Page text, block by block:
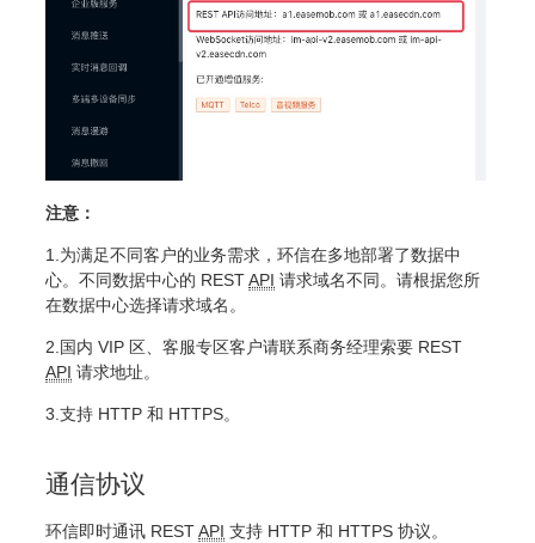
注意：
1.为满足不同客户的业务需求，环信在多地部署了数据中
心。不同数据中心的 RESTAPI 请求域名不同。请根据您所
在数据中心选择请求域名。
2.国内 VIP 区、客服专区客户请联系商务经理索要 REST
API 请求地址。
3.支持 HTTP 和 HTTPS。
通信协议
环信即时通讯 RESTAPI 支持 HTTP 和 HTTPS 协议。